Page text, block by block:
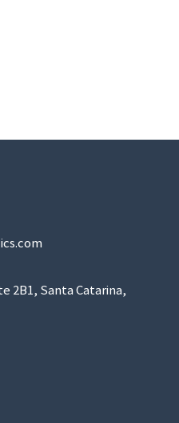
2B1, Santa Catarina,